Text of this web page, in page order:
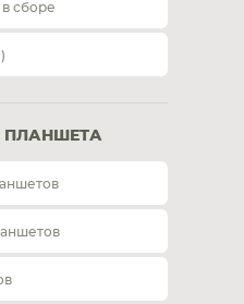
сборе
ПЛАНШЕТА